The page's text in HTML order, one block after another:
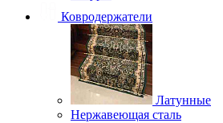
Ковродержатели
Латунные
Нержавеющая сталь